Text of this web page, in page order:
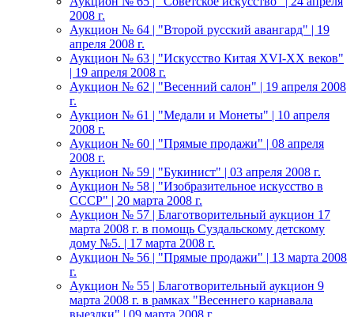
2008 г.
Аукцион № 64 | "Второй русский авангард" | 19
апреля 2008 г.
Аукцион № 63 | "Искусство Китая XVI-XX веков"
| 19 апреля 2008 г.
Аукцион № 62 | "Весенний салон" | 19 апреля 2008
г.
Аукцион № 61 | "Медали и Монеты" | 10 апреля
2008 г.
Аукцион № 60 | "Прямые продажи" | 08 апреля
2008 г.
Аукцион № 59 | "Букинист" | 03 апреля 2008 г.
Аукцион № 58 | "Изобразительное искусство в
СССР" | 20 марта 2008 г.
Аукцион № 57 | Благотворительный аукцион 17
марта 2008 г. в помощь Суздальскому детскому
дому №5. | 17 марта 2008 г.
Аукцион № 56 | "Прямые продажи" | 13 марта 2008
г.
Аукцион № 55 | Благотворительный аукцион 9
марта 2008 г. в рамках "Весеннего карнавала
выездки" | 09 марта 2008 г.